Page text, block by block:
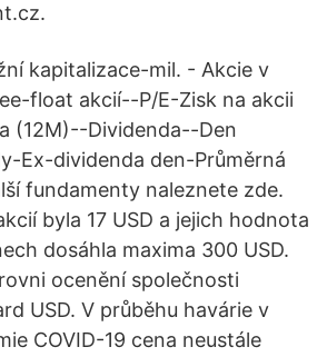
kapitalizace-mil. - Akcie v
float akcií--P/E-Zisk na akcii
(12M)--Dividenda--Den
Ex-dividenda den-Průměrná
fundamenty naleznete zde.
byla 17 USD a jejich hodnota
dosáhla maxima 300 USD.
ocenění společnosti
USD. V průběhu havárie v
COVID-19 cena neustále